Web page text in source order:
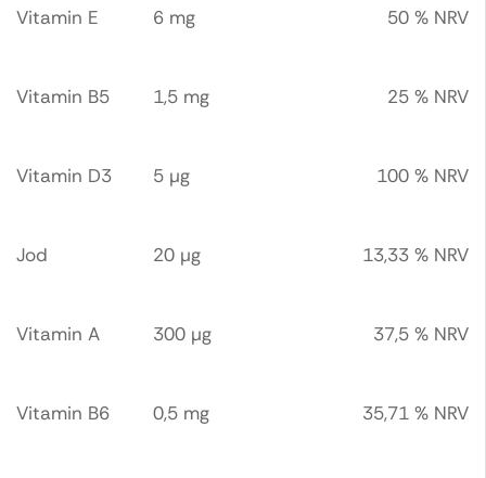
Vitamin E 6 mg 50 % NRV
Vitamin B5 1,5 mg 25 % NRV
Vitamin D3 5 μg 100 % NRV
Jod 20 μg 13,33 % NRV
Vitamin A 300 μg 37,5 % NRV
Vitamin B6 0,5 mg 35,71 % NRV